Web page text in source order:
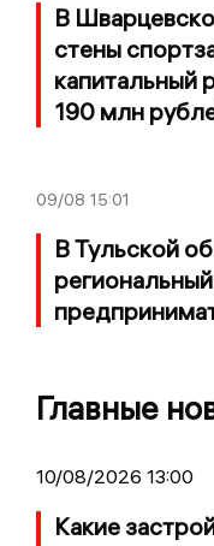
В
стены
капитальный
190 млн
09/08 15:01
В Тульской
Главные
10/08/2026 13:00
Какие